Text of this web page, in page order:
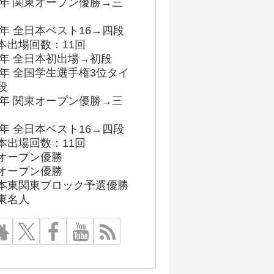
関東オープン優勝→三
全日本ベスト16→四段
出場回数：11回
全日本初出場→初段
全国学生選手権3位タイ
関東オープン優勝→三
全日本ベスト16→四段
出場回数：11回
ープン優勝
ープン優勝
東関東ブロック予選優勝
名人